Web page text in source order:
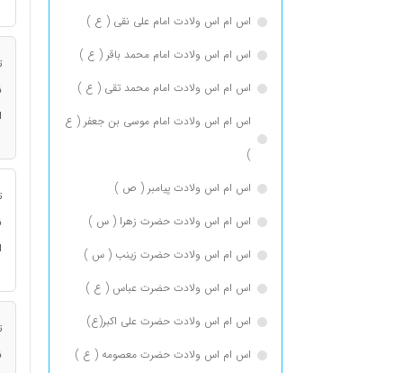
اس ام اس ولادت امام علی نقی ( ع )
اس ام اس ولادت امام محمد باقر ( ع )
اس ام اس ولادت امام محمد تقی ( ع )
اس ام اس ولادت امام موسی بن جعفر ( ع
)
اس ام اس ولادت پیامبر ( ص )
اس ام اس ولادت حضرت زهرا ( س )
اس ام اس ولادت حضرت زینب ( س )
اس ام اس ولادت حضرت عباس ( ع )
اس ام اس ولادت حضرت علی اکبر(ع)
اس ام اس ولادت حضرت معصومه ( ع )